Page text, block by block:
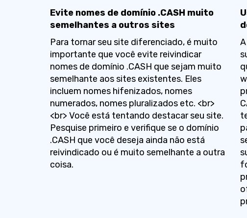
Evite nomes de domínio .CASH muito
semelhantes a outros sites
Para tornar seu site diferenciado, é muito
importante que você evite reivindicar
nomes de domínio .CASH que sejam muito
semelhante aos sites existentes. Eles
incluem nomes hifenizados, nomes
numerados, nomes pluralizados etc. <br>
<br> Você está tentando destacar seu site.
Pesquise primeiro e verifique se o domínio
.CASH que você deseja ainda não está
reivindicado ou é muito semelhante a outra
coisa.